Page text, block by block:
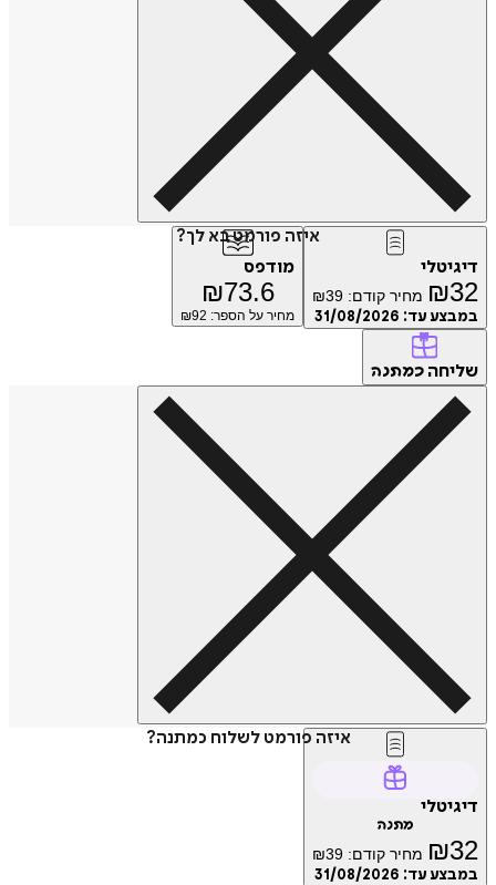
איזה פורמט בא לך?
דיגיטלי
₪32 מחיר קודם: ₪39
במבצע עד: 31/08/2026
מודפס
₪73.6
מחיר על הספר: ₪ 92
שליחה כמתנה
איזה פורמט לשלוח כמתנה?
דיגיטלי
מתנה
₪32 מחיר קודם: ₪39
במבצע עד: 31/08/2026